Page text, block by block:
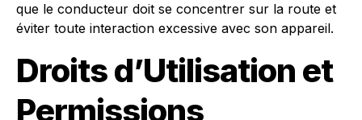
que le conducteur doit se concentrer sur la route et
éviter toute interaction excessive avec son appareil.
Droits d’Utilisation et
Permissions